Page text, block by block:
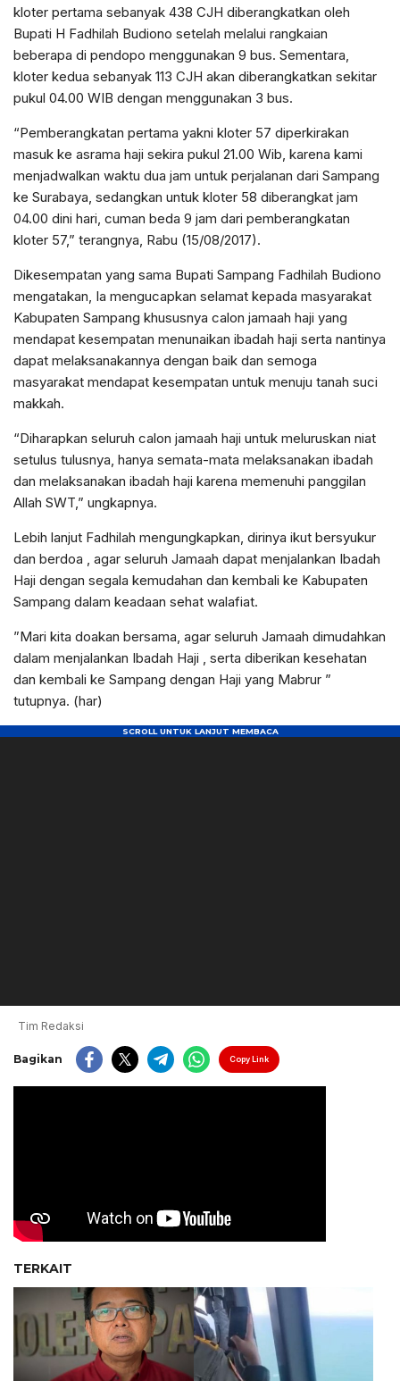
kloter pertama sebanyak 438 CJH diberangkatkan oleh
Bupati H Fadhilah Budiono setelah melalui rangkaian
beberapa di pendopo menggunakan 9 bus. Sementara,
kloter kedua sebanyak 113 CJH akan diberangkatkan sekitar
pukul 04.00 WIB dengan menggunakan 3 bus.
“Pemberangkatan pertama yakni kloter 57 diperkirakan
masuk ke asrama haji sekira pukul 21.00 Wib, karena kami
menjadwalkan waktu dua jam untuk perjalanan dari Sampang
ke Surabaya, sedangkan untuk kloter 58 diberangkat jam
04.00 dini hari, cuman beda 9 jam dari pemberangkatan
kloter 57,” terangnya, Rabu (15/08/2017).
Dikesempatan yang sama Bupati Sampang Fadhilah Budiono
mengatakan, Ia mengucapkan selamat kepada masyarakat
Kabupaten Sampang khususnya calon jamaah haji yang
mendapat kesempatan menunaikan ibadah haji serta nantinya
dapat melaksanakannya dengan baik dan semoga
masyarakat mendapat kesempatan untuk menuju tanah suci
makkah.
“Diharapkan seluruh calon jamaah haji untuk meluruskan niat
setulus tulusnya, hanya semata-mata melaksanakan ibadah
dan melaksanakan ibadah haji karena memenuhi panggilan
Allah SWT,” ungkapnya.
Lebih lanjut Fadhilah mengungkapkan, dirinya ikut bersyukur
dan berdoa , agar seluruh Jamaah dapat menjalankan Ibadah
Haji dengan segala kemudahan dan kembali ke Kabupaten
Sampang dalam keadaan sehat walafiat.
”Mari kita doakan bersama, agar seluruh Jamaah dimudahkan
dalam menjalankan Ibadah Haji , serta diberikan kesehatan
dan kembali ke Sampang dengan Haji yang Mabrur ”
tutupnya. (har)
Tim Redaksi
Bagikan Copy Link
TERKAIT